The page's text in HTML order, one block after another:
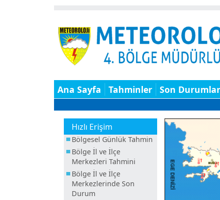
Ana Sayfa Tahminler Son Durumlar
Hızlı Erişim
Bölgesel Günlük Tahmin
Bölge İl ve İlçe
Merkezleri Tahmini
Bölge İl ve İlçe
Merkezlerinde Son
Durum